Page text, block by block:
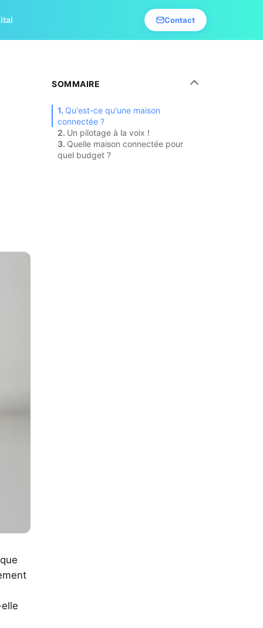
Contact
SOMMAIRE
Qu'est-ce qu'une maison
connectée ?
Un pilotage à la voix !
Quelle maison connectée pour
quel budget ?